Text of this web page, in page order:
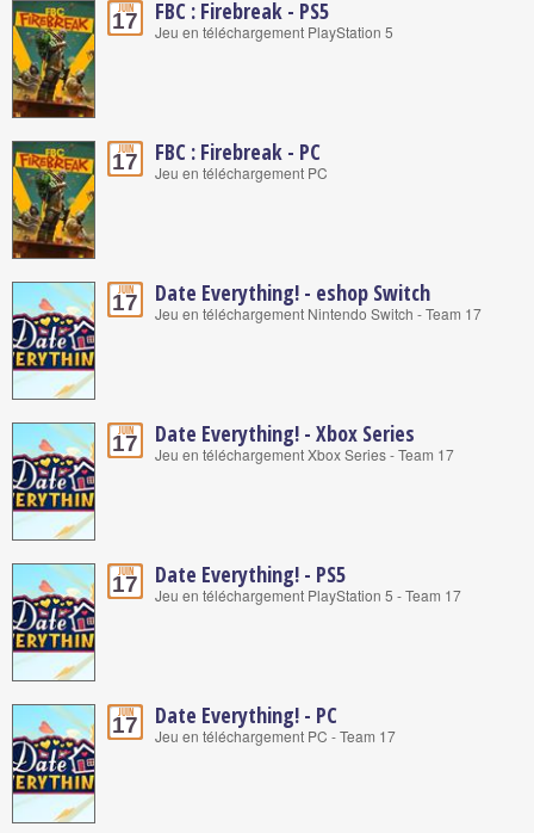
Juin
17 FBC : Firebreak - PS5
Jeu en téléchargement PlayStation 5
Juin
17 FBC : Firebreak - PC
Jeu en téléchargement PC
Juin
17 Date Everything! - eshop Switch
Jeu en téléchargement Nintendo Switch - Team 17
Juin
17 Date Everything! - Xbox Series
Jeu en téléchargement Xbox Series - Team 17
Juin
17 Date Everything! - PS5
Jeu en téléchargement PlayStation 5 - Team 17
Juin
17 Date Everything! - PC
Jeu en téléchargement PC - Team 17